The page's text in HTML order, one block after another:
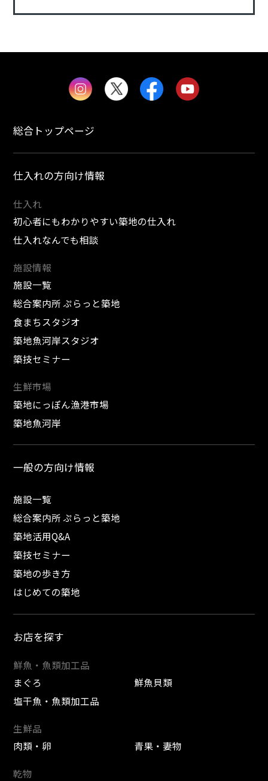
総合トップページ
仕入れの方向け情報
仕入れ
初心者にもわかりやすい築地の仕入れ
仕入れなんでも相談
施設情報
施設一覧
総合案内所 ぷらっと築地
食まちスタジオ
築地魚河岸スタジオ
築技セミナー
生鮮市場
築地にっぽん漁港市場
築地魚河岸
一般の方向け情報
施設一覧
総合案内所 ぷらっと築地
築地活用Q&A
築技セミナー
築地の歩き方
はじめての築地
お店を探す
鮮魚・魚類加工品
まぐろ
鮮魚貝類
塩干魚・魚類加工品
生鮮品
肉類・卵
青果・妻物
乾物